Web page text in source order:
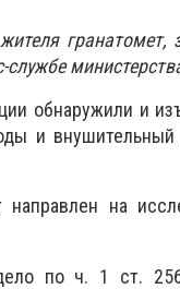
гранатомет,
обнаружили и
и
на
по ч. 1 ст.